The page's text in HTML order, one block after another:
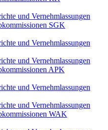
und Vernehmlassungen
SGK
und Vernehmlassungen
und Vernehmlassungen
APK
und Vernehmlassungen
und Vernehmlassungen
WAK